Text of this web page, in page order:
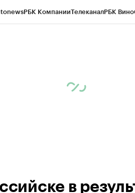
РБК КомпанииТелеканалРБК Вино
в